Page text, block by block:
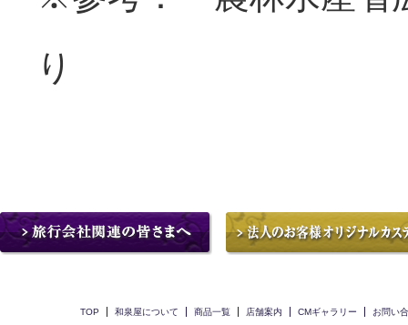
り
TOP 和泉屋について 商品一覧 店舗案内 CMギャラリー お問い